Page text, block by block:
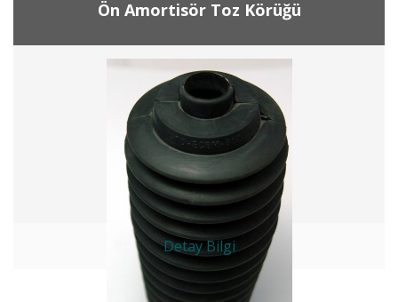
Ön Amortisör Toz Körüğü
Detay Bilgi